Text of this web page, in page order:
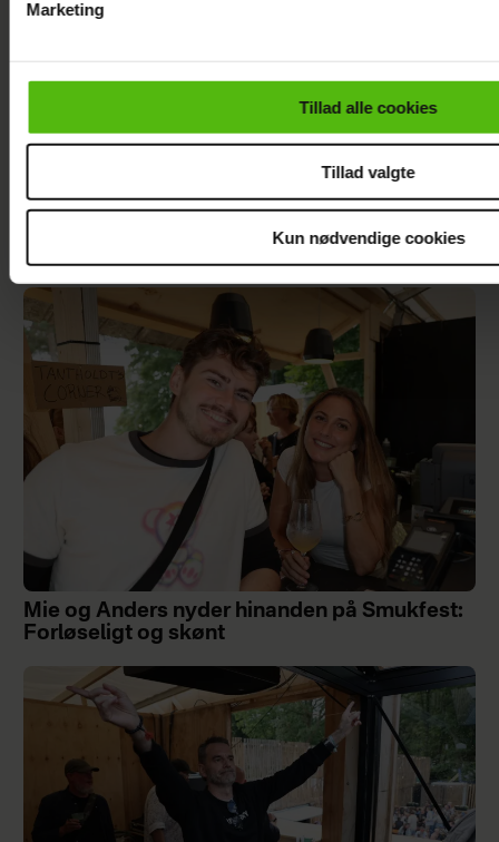
cookiepolitik.
Marketing
Tillad alle cookies
Tillad valgte
Kun nødvendige cookies
Mie og Anders nyder hinanden på Smukfest:
Forløseligt og skønt